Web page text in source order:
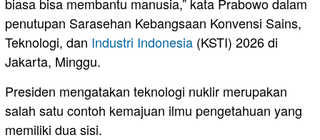
biasa bisa membantu manusia,” kata Prabowo dalam
penutupan Sarasehan Kebangsaan Konvensi Sains,
Teknologi, dan Industri Indonesia (KSTI) 2026 di
Jakarta, Minggu.
Presiden mengatakan teknologi nuklir merupakan
salah satu contoh kemajuan ilmu pengetahuan yang
memiliki dua sisi.